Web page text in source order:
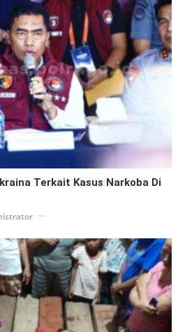
Terkait Kasus Narkoba Di